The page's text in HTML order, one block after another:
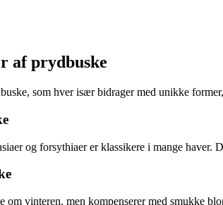
af prydbuske
som hver især bidrager med unikke
og forsythiaer er klassikere i mange
om vinteren, men kompenserer med smukke